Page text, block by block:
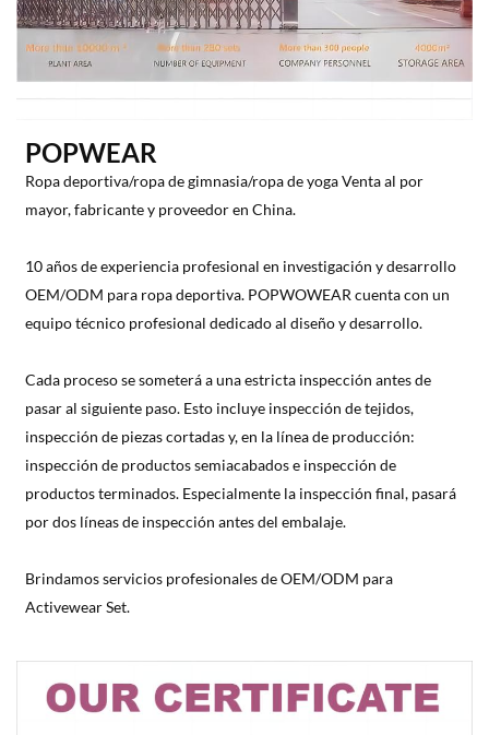
POPWEAR
Ropa deportiva/ropa de gimnasia/ropa de yoga Venta al por
mayor, fabricante y proveedor en China.
10 años de experiencia profesional en investigación y desarrollo
OEM/ODM para ropa deportiva. POPWOWEAR cuenta con un
equipo técnico profesional dedicado al diseño y desarrollo.
Cada proceso se someterá a una estricta inspección antes de
pasar al siguiente paso. Esto incluye inspección de tejidos,
inspección de piezas cortadas y, en la línea de producción:
inspección de productos semiacabados e inspección de
productos terminados. Especialmente la inspección final, pasará
por dos líneas de inspección antes del embalaje.
Brindamos servicios profesionales de OEM/ODM para
Activewear Set.